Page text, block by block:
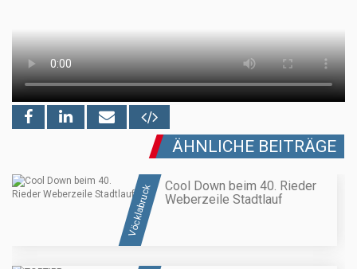
ÄHNLICHE BEITRÄGE
Vöcklabruck
Cool Down beim 40. Rieder
Weberzeile Stadtlauf